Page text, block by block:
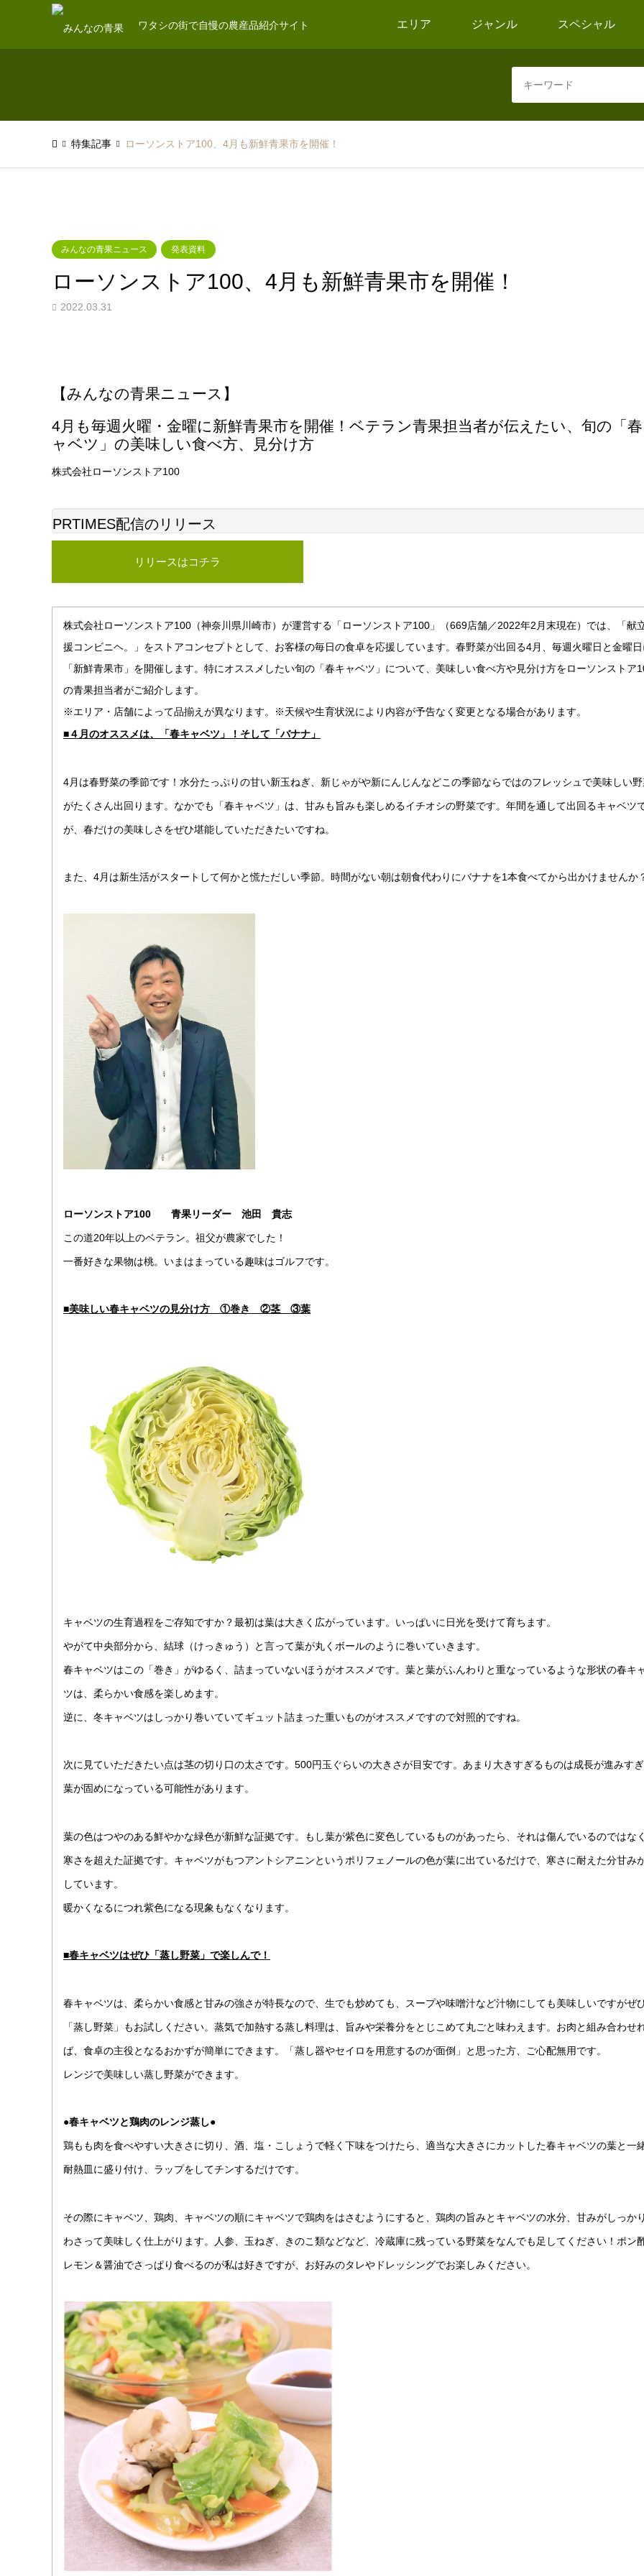
ワタシの街で自慢の農産品紹介サイト エリア ジャンル スペシャル
特集記事 ローソンストア100、4月も新鮮青果市を開催！
みんなの青果ニュース 発表資料
ローソンストア100、4月も新鮮青果市を開催！
2022.03.31
【みんなの青果ニュース】
4月も毎週火曜・金曜に新鮮青果市を開催！ベテラン青果担当者が伝えたい、旬の「春
ャベツ」の美味しい食べ方、見分け方
株式会社ローソンストア100
PRTIMES配信のリリース
リリースはコチラ
株式会社ローソンストア100（神奈川県川崎市）が運営する「ローソンストア100」（669店舗／2022年2月末現在）では、「献
援コンビニヘ。」をストアコンセプトとして、お客様の毎日の食卓を応援しています。春野菜が出回る4月、毎週火曜日と金曜日
「新鮮青果市」を開催します。特にオススメしたい旬の「春キャベツ」について、美味しい食べ方や見分け方をローソンストア
の青果担当者がご紹介します。
※エリア・店舗によって品揃えが異なります。※天候や生育状況により内容が予告なく変更となる場合があります。
■４月のオススメは、「春キャベツ」！そして「バナナ」
4月は春野菜の季節です！水分たっぷりの甘い新玉ねぎ、新じゃがや新にんじんなどこの季節ならではのフレッシュで美味しい
がたくさん出回ります。なかでも「春キャベツ」は、甘みも旨みも楽しめるイチオシの野菜です。年間を通して出回るキャベツ
が、春だけの美味しさをぜひ堪能していただきたいですね。
また、4月は新生活がスタートして何かと慌ただしい季節。時間がない朝は朝食代わりにバナナを1本食べてから出かけませんか
ローソンストア100 青果リーダー 池田 貴志
この道20年以上のベテラン。祖父が農家でした！
一番好きな果物は桃。いまはまっている趣味はゴルフです。
■美味しい春キャベツの見分け方 ①巻き ②茎 ③葉
キャベツの生育過程をご存知ですか？最初は葉は大きく広がっています。いっぱいに日光を受けて育ちます。
やがて中央部分から、結球（けっきゅう）と言って葉が丸くボールのように巻いていきます。
春キャベツはこの「巻き」がゆるく、詰まっていないほうがオススメです。葉と葉がふんわりと重なっているような形状の春キ
ツは、柔らかい食感を楽しめます。
逆に、冬キャベツはしっかり巻いていてギュット詰まった重いものがオススメですので対照的ですね。
次に見ていただきたい点は茎の切り口の太さです。500円玉ぐらいの大きさが目安です。あまり大きすぎるものは成長が進みす
葉が固めになっている可能性があります。
葉の色はつやのある鮮やかな緑色が新鮮な証拠です。もし葉が紫色に変色しているものがあったら、それは傷んでいるのではなく
寒さを超えた証拠です。キャベツがもつアントシアニンというポリフェノールの色が葉に出ているだけで、寒さに耐えた分甘み
しています。
暖かくなるにつれ紫色になる現象もなくなります。
■春キャベツはぜひ「蒸し野菜」で楽しんで！
春キャベツは、柔らかい食感と甘みの強さが特長なので、生でも炒めても、スープや味噌汁など汁物にしても美味しいですがぜ
「蒸し野菜」もお試しください。蒸気で加熱する蒸し料理は、旨みや栄養分をとじこめて丸ごと味わえます。お肉と組み合わせ
ば、食卓の主役となるおかずが簡単にできます。「蒸し器やセイロを用意するのが面倒」と思った方、ご心配無用です。
レンジで美味しい蒸し野菜ができます。
●春キャベツと鶏肉のレンジ蒸し●
鶏もも肉を食べやすい大きさに切り、酒、塩・こしょうで軽く下味をつけたら、適当な大きさにカットした春キャベツの葉と一
耐熱皿に盛り付け、ラップをしてチンするだけです。
その際にキャベツ、鶏肉、キャベツの順にキャベツで鶏肉をはさむようにすると、鶏肉の旨みとキャベツの水分、甘みがしっか
わさって美味しく仕上がります。人参、玉ねぎ、きのこ類などなど、冷蔵庫に残っている野菜をなんでも足してください！ポン
レモン＆醤油でさっぱり食べるのが私は好きですが、お好みのタレやドレッシングでお楽しみください。